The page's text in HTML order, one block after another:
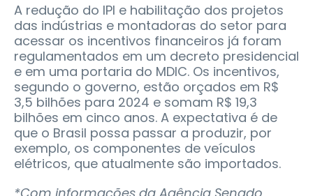
A redução do IPI e habilitação dos projetos
das indústrias e montadoras do setor para
acessar os incentivos financeiros já foram
regulamentados em um decreto presidencial
e em uma portaria do MDIC. Os incentivos,
segundo o governo, estão orçados em R$
3,5 bilhões para 2024 e somam R$ 19,3
bilhões em cinco anos. A expectativa é de
que o Brasil possa passar a produzir, por
exemplo, os componentes de veículos
elétricos, que atualmente são importados.